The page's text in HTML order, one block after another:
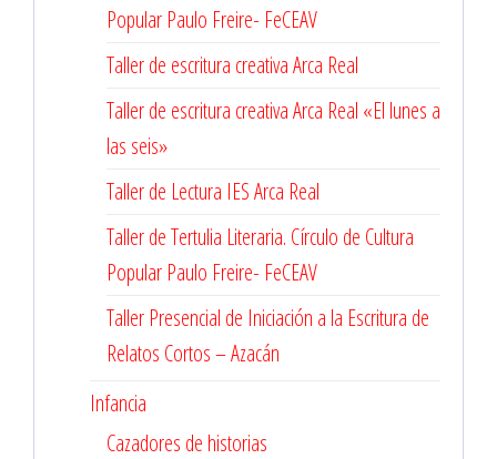
Popular Paulo Freire- FeCEAV
Taller de escritura creativa Arca Real
Taller de escritura creativa Arca Real «El lunes a
las seis»
Taller de Lectura IES Arca Real
Taller de Tertulia Literaria. Círculo de Cultura
Popular Paulo Freire- FeCEAV
Taller Presencial de Iniciación a la Escritura de
Relatos Cortos – Azacán
Infancia
Cazadores de historias